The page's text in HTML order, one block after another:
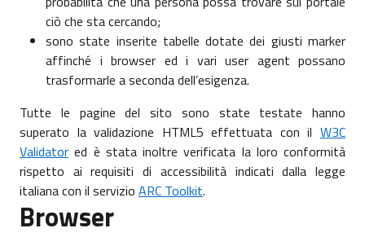
ciò che sta cercando;
sono state inserite tabelle dotate dei giusti marker
affinché i browser ed i vari user agent possano
trasformarle a seconda dell’esigenza.
Tutte le pagine del sito sono state testate hanno
superato la validazione HTML5 effettuata con il W3C
Validator ed è stata inoltre verificata la loro conformità
rispetto ai requisiti di accessibilità indicati dalla legge
italiana con il servizio ARC Toolkit.
Browser